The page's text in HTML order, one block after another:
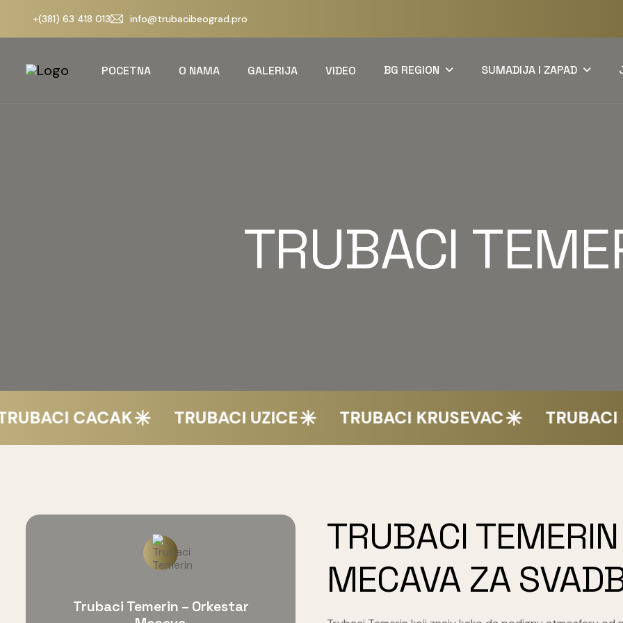
+(381) 63 418 013 info@trubacibeograd.pro
POCETNA O NAMA GALERIJA VIDEO BG REGION SUMADIJA I ZAPAD
TRUBACI
CACAK TRUBACI UZICE TRUBACI KRUSEVAC TRUBACI
Trubaci Temerin – Orkestar
TRUBACI
MECAVA ZA